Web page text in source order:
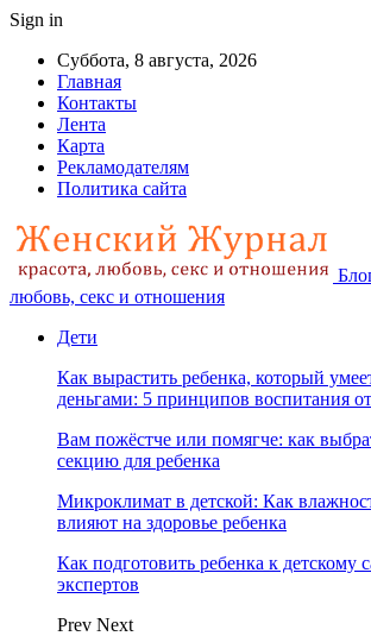
Sign in
Суббота, 8 августа, 2026
Главная
Контакты
Лента
Карта
Рекламодателям
Политика сайта
любовь, секс и отношения
Дети
Как вырастить ребенка, который
деньгами: 5 принципов воспитания
Вам пожёстче или помягче: как
секцию для ребенка
Микроклимат в детской: Как
влияют на здоровье ребенка
Как подготовить ребенка к детскому
экспертов
Prev Next